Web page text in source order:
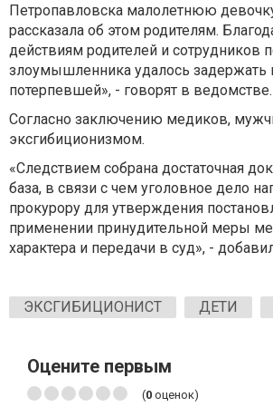
Петропавловска малолетнюю
рассказала об этом родителям.
действиям родителей и сотрудников
злоумышленника удалось задержать
потерпевшей», - говорят в ведомстве.
Согласно заключению медиков,
эксгибиционизмом.
«Следствием собрана достаточная
база, в связи с чем уголовное дело
прокурору для утверждения
применении принудительной меры
характера и передачи в суд», -
ЭКСГИБИЦИОНИСТ ДЕТИ
Оцените первым
(0 оценок)